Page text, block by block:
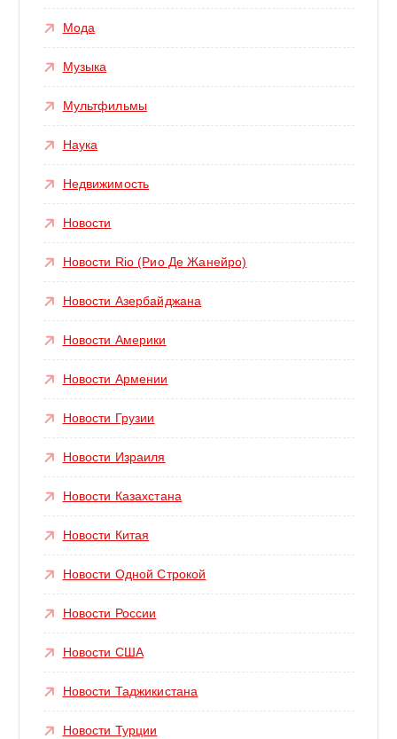
Мода
Музыка
Мультфильмы
Наука
Недвижимость
Новости
Новости Rio (Рио Де Жанейро)
Новости Азербайджана
Новости Америки
Новости Армении
Новости Грузии
Новости Израиля
Новости Казахстана
Новости Китая
Новости Одной Строкой
Новости России
Новости США
Новости Таджикистана
Новости Турции